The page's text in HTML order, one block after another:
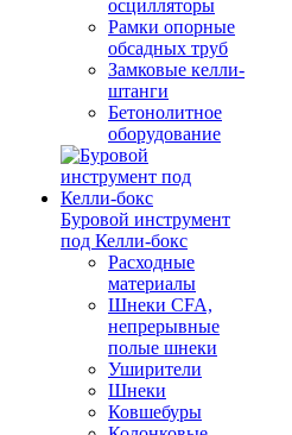
осцилляторы
Рамки опорные
обсадных труб
Замковые келли-
штанги
Бетонолитное
оборудование
Буровой инструмент
под Келли-бокс
Расходные
материалы
Шнеки CFA,
непрерывные
полые шнеки
Уширители
Шнеки
Ковшебуры